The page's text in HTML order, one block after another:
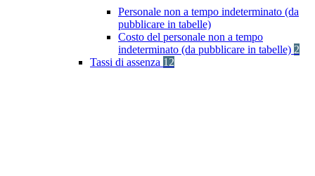
Personale non a tempo indeterminato (da
pubblicare in tabelle)
Costo del personale non a tempo
indeterminato (da pubblicare in tabelle) 2
Tassi di assenza 12